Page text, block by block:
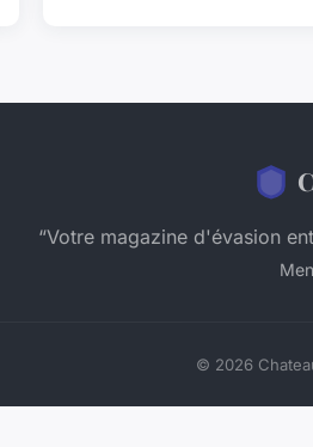
“Votre magazine d'évasion
© 2026